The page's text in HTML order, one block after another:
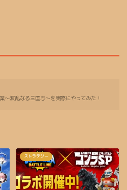
～波乱なる三国志～を実際にやってみた！
ストラテジー